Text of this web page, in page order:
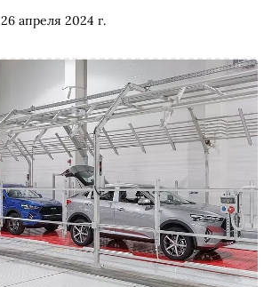
26 апреля 2024 г.